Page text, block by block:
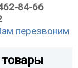
84-66
перезвоним